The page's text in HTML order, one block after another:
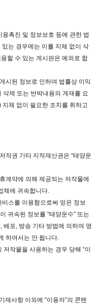
촉진 및 정보보호 등에 관한 법
는 경우에는 이를 지체 없이 삭
할 수 있는 게시판은 예외로 합
시된 정보로 인하여 법률상 이익
삭제 또는 반박내용의 게재를 요
지체 없이 필요한 조치를 취하고
작권 기타 지적재산권은 “태양운
계약에 의해 제공되는 저작물에
체에 귀속합니다.
스를 이용함으로써 얻은 정보
귀속된 정보를 “태양운수” 또는
배포, 방송 기타 방법에 의하여 영
하여서는 안 됩니다.
작물을 사용하는 경우 당해 “이
재사항 이외에 “이용자”의 콘텐